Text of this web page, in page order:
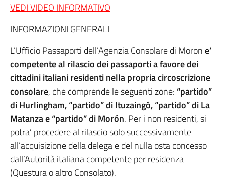
VEDI VIDEO INFORMATIVO
INFORMAZIONI GENERALI
L’Ufficio Passaporti dell’Agenzia Consolare di Morone’
competente al rilascio dei passaporti a favore dei
cittadini italiani residenti nella propria circoscrizione
consolare, che comprende le seguenti zone: “partido”
di Hurlingham, “partido” di Ituzaingó, “partido” di La
Matanza e “partido” di Morón. Per i non residenti, si
potra’ procedere al rilascio solo successivamente
all’acquisizione della delega e del nulla osta concesso
dall’Autorità italiana competente per residenza
(Questura o altro Consolato).